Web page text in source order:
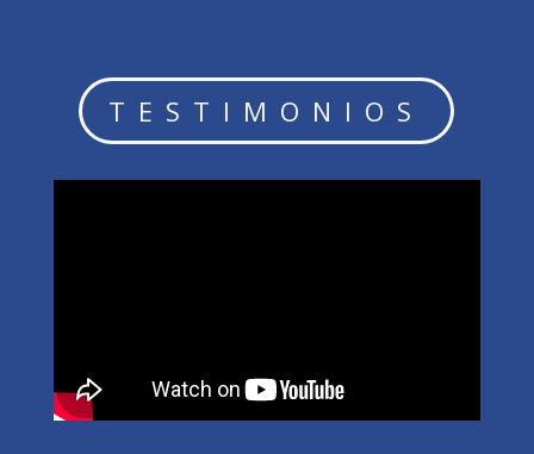
TESTIMONIOS